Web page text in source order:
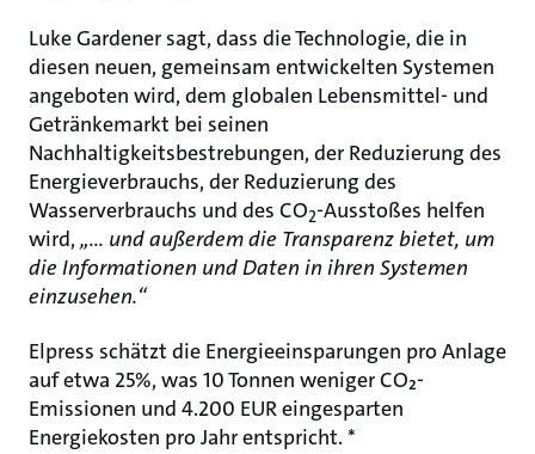
Luke Gardener sagt, dass die Technologie, die in
diesen neuen, gemeinsam entwickelten Systemen
angeboten wird, dem globalen Lebensmittel- und
Getränkemarkt bei seinen
Nachhaltigkeitsbestrebungen, der Reduzierung des
Energieverbrauchs, der Reduzierung des
Wasserverbrauchs und des CO2-Ausstoßes helfen
wird, „... und außerdem die Transparenz bietet, um
die Informationen und Daten in ihren Systemen
einzusehen.“
Elpress schätzt die Energieeinsparungen pro Anlage
auf etwa 25%, was 10 Tonnen weniger CO₂-
Emissionen und 4.200 EUR eingesparten
Energiekosten pro Jahr entspricht. *